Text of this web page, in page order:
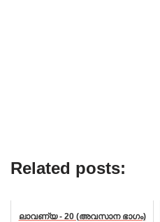
Related posts:
ലാവണ്യ - 20 (അവസാന ഭാഗം)